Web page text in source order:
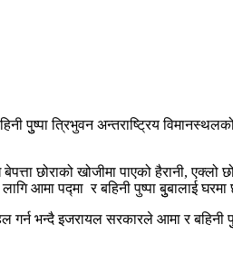
त्रिभुवन अन्तराष्ट्रिय
छोराको खोजीमा पाएको हैरानी, एक्लो
आमा पद्मा र बहिनी पुष्पा बुुबालाई घरमा
गर्न भन्दै इजरायल सरकारले आमा र बहिनी